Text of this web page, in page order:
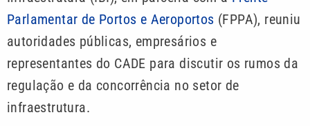
Parlamentar de Portos e Aeroportos (FPPA), reuniu
autoridades públicas, empresários e
representantes do CADE para discutir os rumos da
regulação e da concorrência no setor de
infraestrutura.